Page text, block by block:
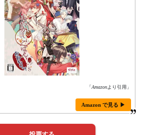
「Amazonより引用」
Amazon で見る ▶